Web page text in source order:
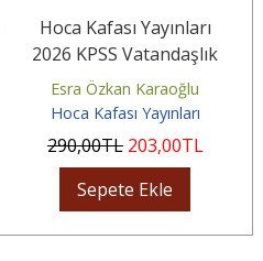
Hoca Kafası Yayınları
2026 KPSS Vatandaşlık
Video Ders Notları
Esra Özkan Karaoğlu
Hoca Kafası Yayınları
290,00TL 203,00TL
Sepete Ekle